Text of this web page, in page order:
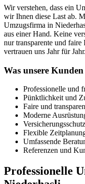
Wir verstehen, dass ein
wir Ihnen diese Last ab.
Umzugsfirma in
aus einer Hand. Keine
nur transparente und faire
vertrauen uns Jahr für Jahr.
Was unsere
Professionelle und
Pünktlichkeit und
Faire und
Moderne
Flexible
Umfassende
Referenzen und
Professionelle